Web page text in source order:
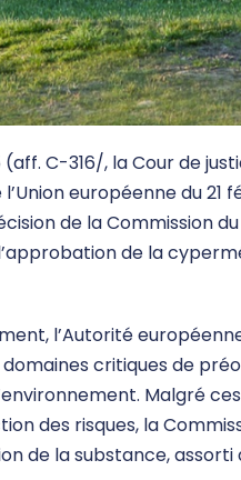
C-316/, la Cour de
européenne du
de la Commission
de la
l’Autorité
domaines critiques de
Malgré
des risques, la
de la substance, assorti